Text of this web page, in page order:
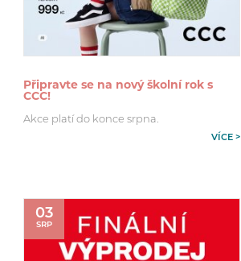
Připravte se na nový školní rok s
CCC!
Akce platí do konce srpna.
VÍCE >
03
SRP